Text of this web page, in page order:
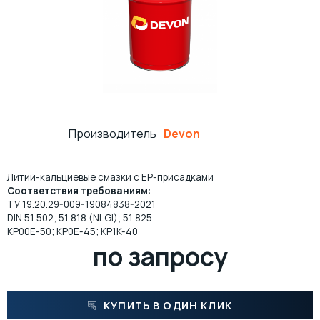
Производитель Devon
Литий-кальциевые смазки с EP-присадками
Соответствия требованиям:
ТУ 19.20.29-009-19084838-2021
DIN 51 502; 51 818 (NLGI); 51 825
KP00E-50; KP0E-45; KP1K-40
по запросу
КУПИТЬ В ОДИН КЛИК
КОМПРЕССОРНОЕ МАСЛО
ТУРБИННЫЕ МАСЛА
СПЕЦИАЛЬНЫЕ МАСЛА
МАСЛА ОБЩЕГО НАЗНАЧЕНИЯ (БАЗОВЫЕ)
МНОГОЦЕЛЕВЫЕ СМАЗКИ
ИНДУСТРИАЛЬНЫЕ СМАЗКИ
КАНАТНЫЕ СМАЗКИ
СИЛИКОНОВЫЕ СМАЗКИ
АНТИФРИКЦИОННЫЕ СМАЗКИ